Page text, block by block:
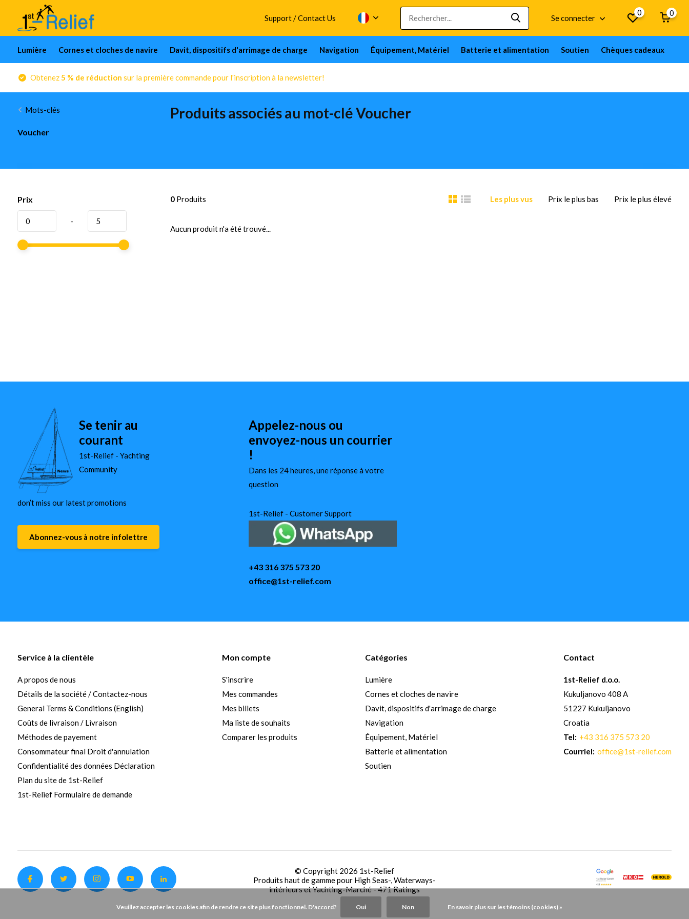
Support / Contact Us Se connecter
0 0
Lumière Cornes et cloches de navire Davit, dispositifs d'arrimage de charge Navigation Équipement, Matériel Batterie et alimentation Soutien Chèques cadeaux
Obtenez5 % de réduction sur la première commande pour l'inscription à la newsletter!
Mots-clés
Voucher
Produits associés au mot-clé Voucher
Prix
-
0Produits Les plus vus Prix le plus bas Prix le plus élevé
Aucun produit n'a été trouvé...
Se tenir au
courant
1st-Relief - Yachting
Community
don’t miss our latest promotions
Abonnez-vous à notre infolettre
Appelez-nous ou
envoyez-nous un courrier
!
Dans les 24 heures, une réponse à votre
question
1st-Relief - Customer Support
+43 316 375 573 20
office@1st-relief.com
Service à la clientèle
A propos de nous
Détails de la société / Contactez-nous
General Terms & Conditions (English)
Coûts de livraison / Livraison
Méthodes de payement
Consommateur final Droit d'annulation
Confidentialité des données Déclaration
Plan du site de 1st-Relief
1st-Relief Formulaire de demande
Mon compte
S'inscrire
Mes commandes
Mes billets
Ma liste de souhaits
Comparer les produits
Catégories
Lumière
Cornes et cloches de navire
Davit, dispositifs d'arrimage de charge
Navigation
Équipement, Matériel
Batterie et alimentation
Soutien
Contact
1st-Relief d.o.o.
Kukuljanovo 408 A
51227 Kukuljanovo
Croatia
Tel: +43 316 375 573 20
Courriel: office@1st-relief.com
© Copyright 2026 1st-Relief
Produits haut de gamme pour High Seas-, Waterways-
intérieurs et Yachting-Marché- 471 Ratings
Veuillez accepter les cookies afin de rendre ce site plus fonctionnel. D'accord? Oui Non En savoir plus sur les témoins (cookies) »